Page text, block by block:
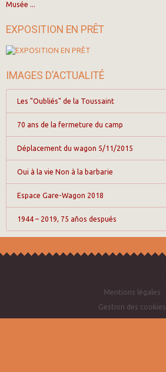
Musée ...
EXPOSITION EN PRÊT
IMAGES D’ACTUALITÉ
Les "Oubliés" de la Toussaint
70 ans de la fermeture du camp
Déplacement du wagon 5/11/2015
Oui à la vie Non à la barbarie
Espace Gare-Wagon 2018
1944 – 2019, 75 años después
Mentions légales
Gestion des cookies